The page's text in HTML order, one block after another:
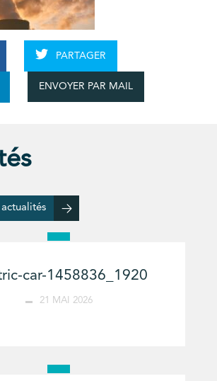
PARTAGER
ENVOYER PAR MAIL
car-1458836_1920
21 MAI 2026